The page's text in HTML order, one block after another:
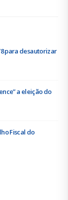
para desautorizar
a eleição do
Fiscal do